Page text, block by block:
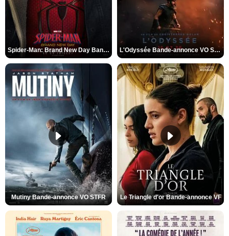
Spider-Man: Brand New Day Bande-annonce VO STFR L'Odyssée Bande-annonce VO STFR
Mutiny Bande-annonce VO STFR Le Triangle d'or Bande-annonce VF